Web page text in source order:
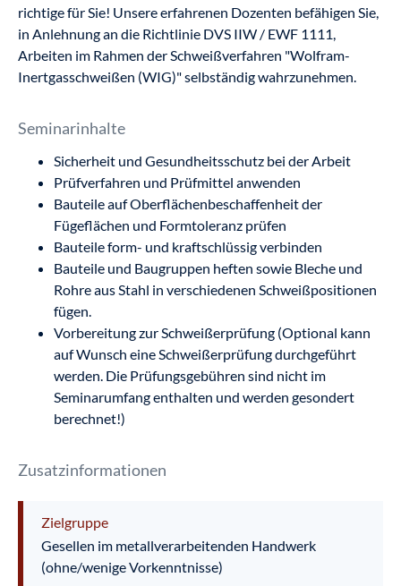
richtige für Sie! Unsere erfahrenen Dozenten befähigen Sie,
in Anlehnung an die Richtlinie DVS IIW / EWF 1111,
Arbeiten im Rahmen der Schweißverfahren "Wolfram-
Inertgasschweißen (WIG)" selbständig wahrzunehmen.
Seminarinhalte
Sicherheit und Gesundheitsschutz bei der Arbeit
Prüfverfahren und Prüfmittel anwenden
Bauteile auf Oberflächenbeschaffenheit der
Fügeflächen und Formtoleranz prüfen
Bauteile form- und kraftschlüssig verbinden
Bauteile und Baugruppen heften sowie Bleche und
Rohre aus Stahl in verschiedenen Schweißpositionen
fügen.
Vorbereitung zur Schweißerprüfung (Optional kann
auf Wunsch eine Schweißerprüfung durchgeführt
werden. Die Prüfungsgebühren sind nicht im
Seminarumfang enthalten und werden gesondert
berechnet!)
Zusatzinformationen
Zielgruppe
Gesellen im metallverarbeitenden Handwerk
(ohne/wenige Vorkenntnisse)